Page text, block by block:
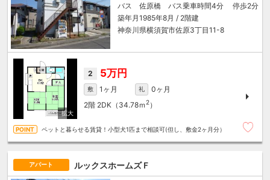
バス 佐原橋 バス乗車時間4分 停歩2分
築年月1985年8月 / 2階建
神奈川県横須賀市佐原3丁目11-8
2 5万円
敷 1ヶ月 礼
0ヶ月
2階 2DK（34.78ｍ 2）
ペットと暮らせる賃貸！小型犬1匹まで相談可(但し、敷金2ヶ月分）
アパート ルックスホームズＦ